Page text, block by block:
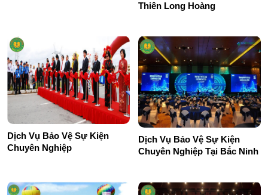
Thiên Long Hoàng
Dịch Vụ Bảo Vệ Sự Kiện
Chuyên Nghiệp
Dịch Vụ Bảo Vệ Sự Kiện
Chuyên Nghiệp Tại Bắc Ninh